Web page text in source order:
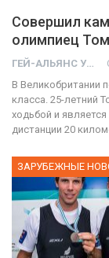
Совершил
олимпиец
ГЕЙ-АЛЬЯНС УКРАИНА
В Великобритании
класса. 25-летний
ходьбой и
дистанции 20